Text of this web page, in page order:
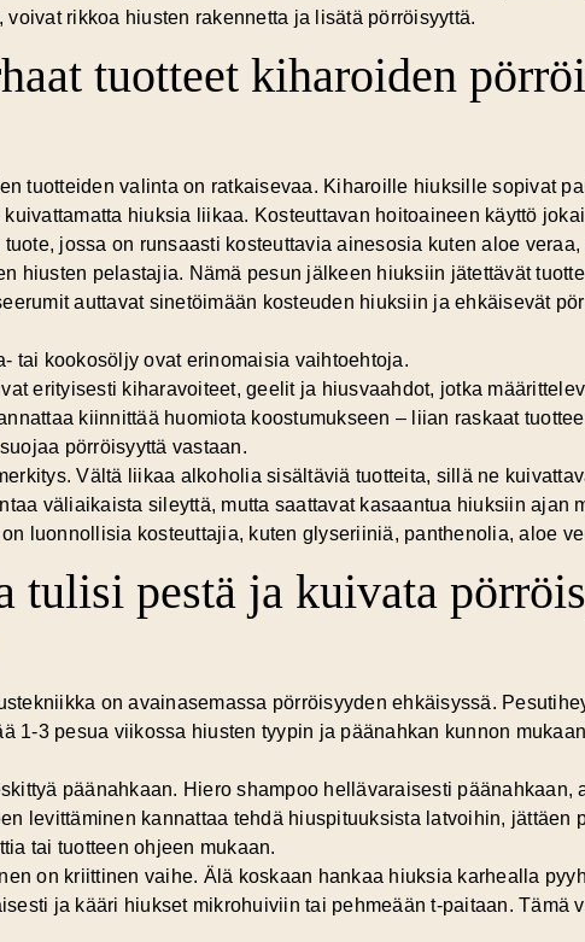
rikkoa hiusten rakennetta ja lisätä pörröisyyttä.
tuotteet kiharoiden
tuotteiden valinta on ratkaisevaa. Kiharoille hiuksille sopivat
hiuksia liikaa. Kosteuttavan hoitoaineen käyttö
jossa on runsaasti kosteuttavia ainesosia kuten aloe
hiusten pelastajia. Nämä pesun jälkeen hiuksiin jätettävät
auttavat sinetöimään kosteuden hiuksiin ja ehkäisevät
tai kookosöljy ovat erinomaisia vaihtoehtoja.
erityisesti kiharavoiteet, geelit ja hiusvaahdot, jotka
kiinnittää huomiota koostumukseen – liian raskaat
pörröisyyttä vastaan.
Vältä liikaa alkoholia sisältäviä tuotteita, sillä ne
väliaikaista sileyttä, mutta saattavat kasaantua hiuksiin ajan
luonnollisia kosteuttajia, kuten glyseriiniä, panthenolia, aloe
tulisi pestä ja kuivata
on avainasemassa pörröisyyden ehkäisyssä.
1-3 pesua viikossa hiusten tyypin ja päänahkan kunnon
päänahkaan. Hiero shampoo hellävaraisesti päänahkaan,
levittäminen kannattaa tehdä hiuspituuksista latvoihin, jättäen
tai tuotteen ohjeen mukaan.
on kriittinen vaihe. Älä koskaan hankaa hiuksia karhealla
ja kääri hiukset mikrohuiviin tai pehmeään t-paitaan. Tämä